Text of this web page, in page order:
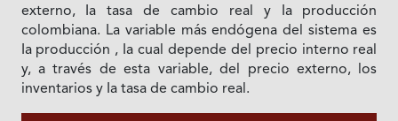
externo, Ia tasa de cambio real y Ia producción
colombiana. La variable más endógena del sistema es
Ia producción , Ia cual depende del precio interno real
y, a través de esta variable, del precio externo, los
inventarios y Ia tasa de cambio real.